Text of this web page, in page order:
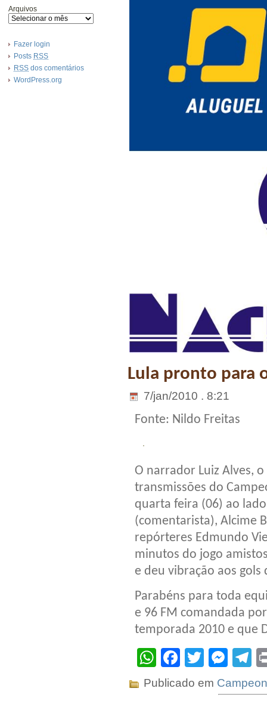
Arquivos
Fazer login
Posts RSS
RSS dos comentários
WordPress.org
Lula pronto para
7/jan/2010 . 8:21
Fonte: Nildo Freitas
O narrador Luiz Alves,
transmissões do
quarta feira (06) ao
(comentarista), Alcime
repórteres Edmundo
minutos do jogo
e deu vibração aos
Parabéns para toda
e 96 FM comandada
temporada 2010 e que
WhatsApp
Facebook
Twitter
Publicado em